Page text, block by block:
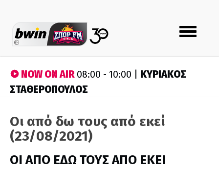
Toggle
navigation
NOW ON AIR08:00 - 10:00 | ΚΥΡΙΑΚΟΣ
ΣΤΑΘΕΡΟΠΟΥΛΟΣ
Οι από δω τους από εκεί
(23/08/2021)
ΟΙ ΑΠΟ ΕΔΩ ΤΟΥΣ ΑΠΟ ΕΚΕΙ